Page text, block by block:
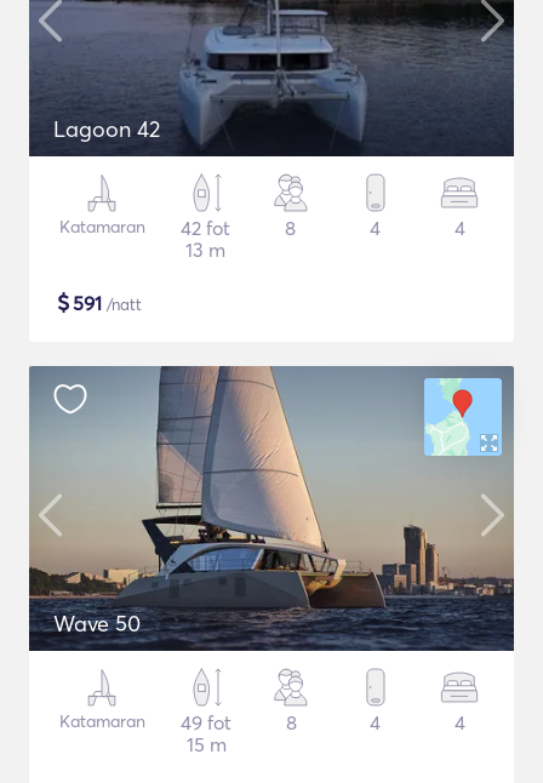
Lagoon 42
Katamaran
42 fot
13 m
8 4 4
$591 /natt
Wave 50
Katamaran
49 fot
15 m
8 4 4